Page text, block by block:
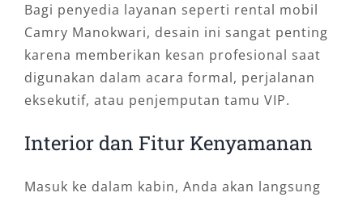
Bagi penyedia layanan seperti rental mobil
Camry Manokwari, desain ini sangat penting
karena memberikan kesan profesional saat
digunakan dalam acara formal, perjalanan
eksekutif, atau penjemputan tamu VIP.
Interior dan Fitur Kenyamanan
Masuk ke dalam kabin, Anda akan langsung